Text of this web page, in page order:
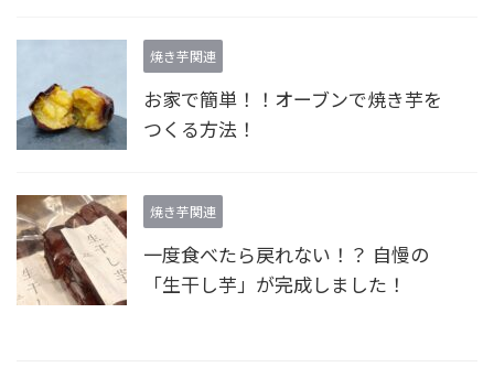
焼き芋関連
お家で簡単！！オーブンで焼き芋を
つくる方法！
焼き芋関連
一度食べたら戻れない！？ 自慢の
「生干し芋」が完成しました！